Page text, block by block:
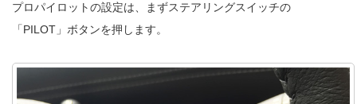
プロパイロットの設定は、まずステアリングスイッチの
「PILOT」ボタンを押します。